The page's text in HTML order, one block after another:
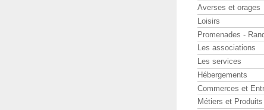
Averses et orages
Loisirs
Promenades -
Les associations
Les services
Hébergements
Commerces et
Métiers et